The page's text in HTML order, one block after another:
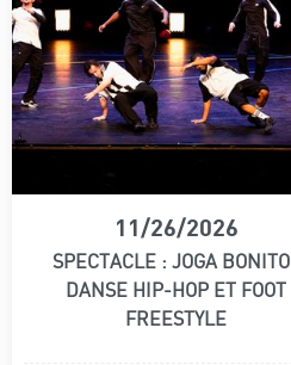
11/26/2026
SPECTACLE : JOGA BONITO |
DANSE HIP-HOP ET FOOT
FREESTYLE